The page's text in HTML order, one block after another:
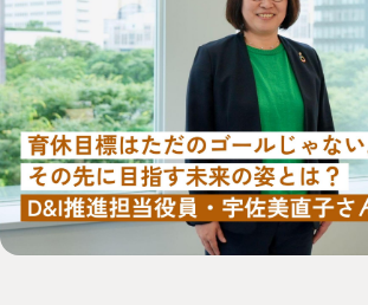
TREND サステナ国内外事例
ACTION 野村のサステナアクション
PEOPLE サステナに向き合う人々
CHALLENGE 「みんつな」の歩み
OTHERS